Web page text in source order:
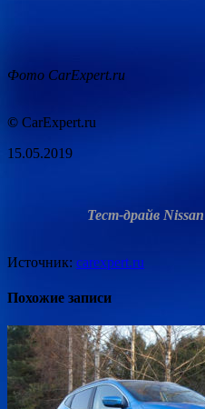
Фото CarExpert.ru
© CarExpert.ru
15.05.2019
Тест-драйв
Источник: carexpert.ru
Похожие записи